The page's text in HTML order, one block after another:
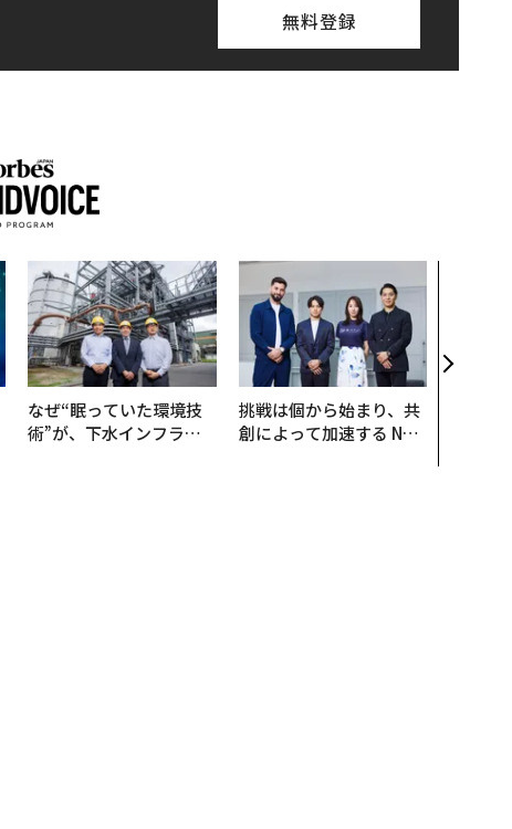
無料登録
なぜ“眠っていた環境技
術”が、下水インフラを
挑戦は個から始まり、共
創によって加速する NOR
〜決断
代の金
ト、「
【
×PwC